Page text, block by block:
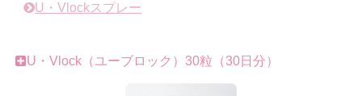
U・Vlockスプレー
U・Vlock（ユーブロック）30粒（30日分）